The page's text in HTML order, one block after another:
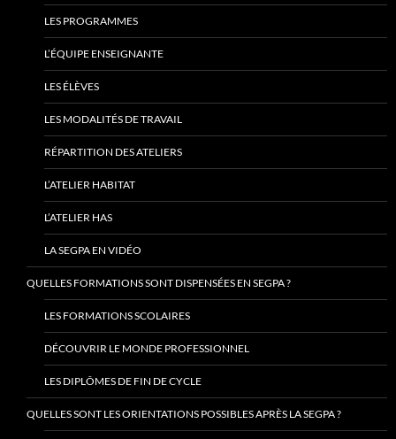
LES PROGRAMMES
L’ÉQUIPE ENSEIGNANTE
LES ÉLÈVES
LES MODALITÉS DE TRAVAIL
RÉPARTITION DES ATELIERS
L’ATELIER HABITAT
L’ATELIER HAS
LA SEGPA EN VIDÉO
QUELLES FORMATIONS SONT DISPENSÉES EN SEGPA ?
LES FORMATIONS SCOLAIRES
DÉCOUVRIR LE MONDE PROFESSIONNEL
LES DIPLÔMES DE FIN DE CYCLE
QUELLES SONT LES ORIENTATIONS POSSIBLES APRÈS LA SEGPA ?